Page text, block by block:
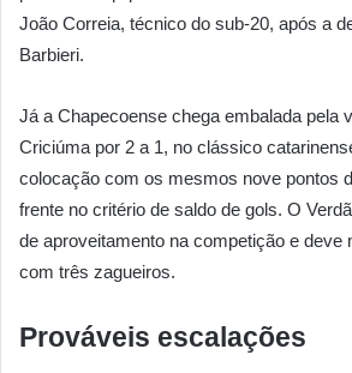
João Correia, técnico do sub-20, após a
Barbieri.
Já a Chapecoense chega embalada pela
Criciúma por 2 a 1, no clássico
colocação com os mesmos nove pontos
frente no critério de saldo de gols. O
de aproveitamento na competição e deve
com três zagueiros.
Prováveis escalações